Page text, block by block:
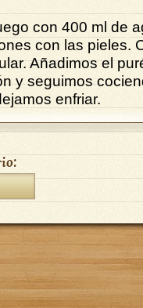
con 400 ml de
con las pieles.
Añadimos el
y seguimos
enfriar.